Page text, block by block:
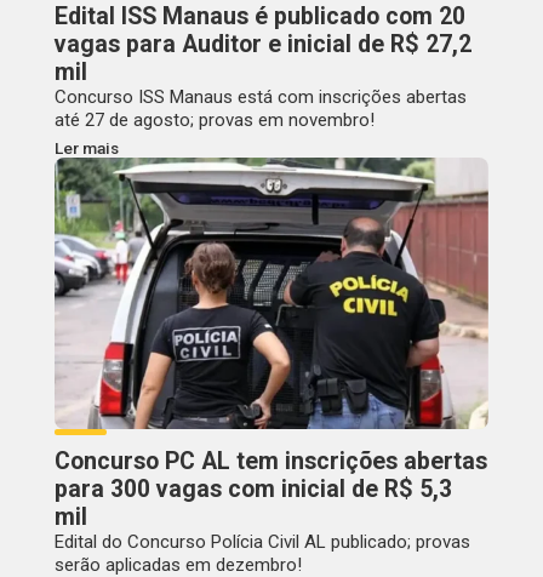
Edital ISS Manaus é publicado com 20
vagas para Auditor e inicial de R$ 27,2
mil
Concurso ISS Manaus está com inscrições abertas
até 27 de agosto; provas em novembro!
Ler mais
Concurso PC AL tem inscrições abertas
para 300 vagas com inicial de R$ 5,3
mil
Edital do Concurso Polícia Civil AL publicado; provas
serão aplicadas em dezembro!